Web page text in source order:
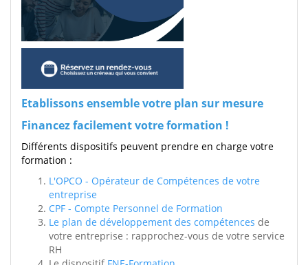
Etablissons ensemble votre plan sur mesure
Financez facilement votre formation !
Différents dispositifs peuvent prendre en charge votre
formation :
L'OPCO - Opérateur de Compétences de votre
entreprise
CPF - Compte Personnel de Formation
Le plan de développement des compétences de
votre entreprise : rapprochez-vous de votre service
RH